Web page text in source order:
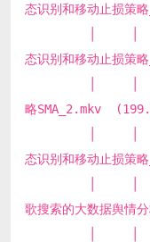
态识别和移动止损
│ │ ├─
态识别和移动止损
│ │ ├─
略SMA_2.mkv
│ │ ├─
态识别和移动止损
│ │ ├─
歌搜索的大数据舆
│ │ ├─